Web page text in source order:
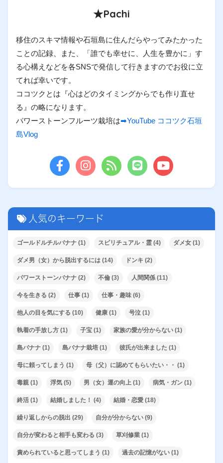
★Pachi
移住のスキマ情報や石垣島に住んだらやってみたかった
ことの記録、また、「誰でも幸せに、人生を豊かに」す
る心構えなどを各SNSで発信して行きますのでお役に立
てれば幸いです。
ココツクとは『心はどのタイミングからでも作り直せ
る』の略になります。
パワーストーンフルーツ栽培は➡YouTube ココツク石垣
島Vlog
人気のキーワード
ゴールドルチルバナナ (1) スピリチュアル・霊 (4) ダメ女 (1)
ダメ男（女）から脱出するには (14) ドンキ (2)
パワーストーンバナナ (2) 不倫 (3) 人間関係 (11)
今を生きる (2) 仕事 (1) 仕事・趣味 (6)
他人の目を気にする (10) 健康 (1) 号泣 (1)
執着の手放し方 (1) 子宝 (1) 家族の愛が分からない (1)
島バナナ (1) 島バナナ栽培 (1) 彼氏が出来ました (1)
母に頼ってしまう (1) 母（父）に認めてもらいたい・・ (1)
毒親 (1) 浮気 (5) 男（女）運の向上 (1) 病気・ガン (1)
終活 (1) 結婚しました！ (4) 結婚・恋愛 (18)
繰り返しからの脱出 (29) 自分が分からない (9)
自分が変わると相手も変わる (3) 草刈修業 (1)
責められていると思ってしまう (1) 過去の記憶がない (1)